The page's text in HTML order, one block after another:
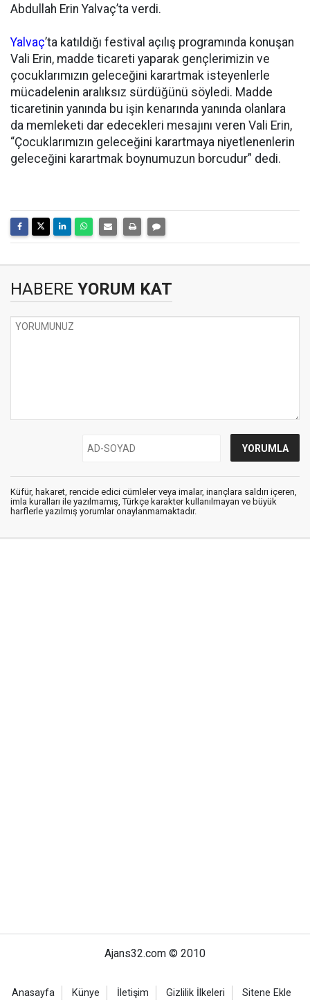
Abdullah Erin Yalvaç’ta verdi.
Yalvaç’ta katıldığı festival açılış programında konuşan
Vali Erin, madde ticareti yaparak gençlerimizin ve
çocuklarımızın geleceğini karartmak isteyenlerle
mücadelenin aralıksız sürdüğünü söyledi. Madde
ticaretinin yanında bu işin kenarında yanında olanlara
da memleketi dar edecekleri mesajını veren Vali Erin,
“Çocuklarımızın geleceğini karartmaya niyetlenenlerin
geleceğini karartmak boynumuzun borcudur” dedi.
HABERE YORUM KAT
Küfür, hakaret, rencide edici cümleler veya imalar, inançlara saldırı içeren,
imla kuralları ile yazılmamış, Türkçe karakter kullanılmayan ve büyük
harflerle yazılmış yorumlar onaylanmamaktadır.
Ajans32.com © 2010
Anasayfa Künye İletişim Gizlilik İlkeleri Sitene Ekle